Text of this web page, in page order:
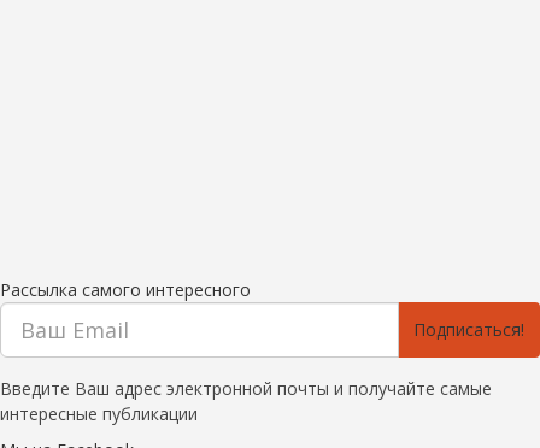
Рассылка самого интересного
Подписаться!
Введите Ваш адрес электронной почты и получайте самые
интересные публикации